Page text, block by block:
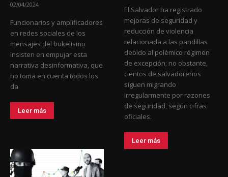
02/04/2024
Funcionarios y amplificadores
en redes sociales de los
mensajes del bukelismo
insisten en empujar esta
narrativa desinformativa, que
no toma en cuenta todos los
da
Leer más
El Salvador ha registrado
mejoras de seguridad y
reducción de violencia
relacionada a las pandillas
debido al polémico régimen
de excepción; no obstante,
cientos de salvadoreños
siguen migrando
irregularmente por razones
de seguridad, según cifras
oficiales.
Leer más